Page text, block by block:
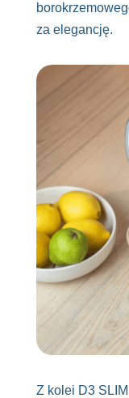
za elegancję.
Z kolei D3